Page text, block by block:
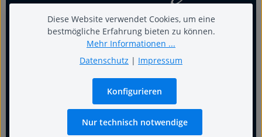
Für guten Schlaf
Diese Website verwendet Cookies, um eine
bestmögliche Erfahrung bieten zu können.
Mehr Informationen ...
Datenschutz | Impressum
Nur technisch notwendige
Konfigurieren